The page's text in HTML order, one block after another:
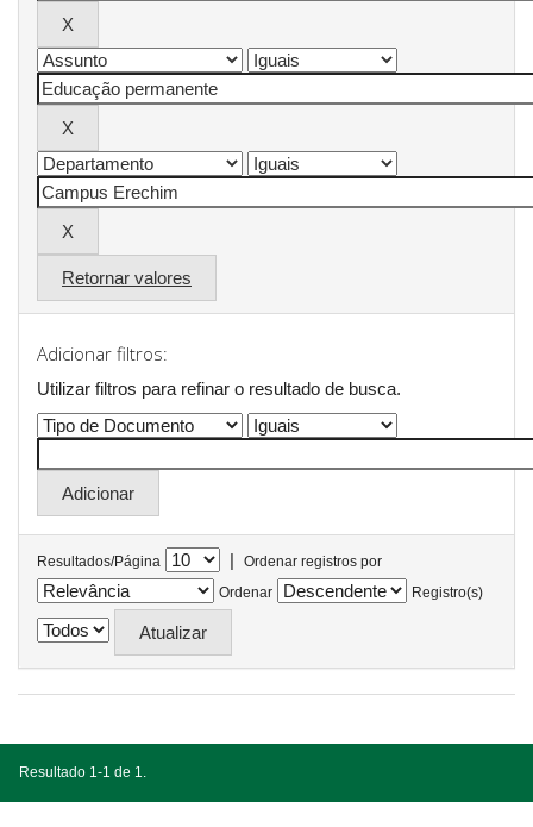
Retornar valores
Adicionar filtros:
Utilizar filtros para refinar o resultado de busca.
Resultados/Página |
Ordenar registros por
Ordenar
Registro(s)
Resultado 1-1 de 1.